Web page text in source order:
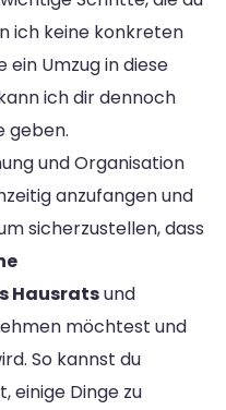
ich keine konkreten
Umzug in diese
ich dir dennoch
geben.
und Organisation
anzufangen und
sicherzustellen, dass
Hausratsund
möchtest und
So kannst du
einige Dinge zu